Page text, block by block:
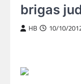
brigas
HB 10/10/